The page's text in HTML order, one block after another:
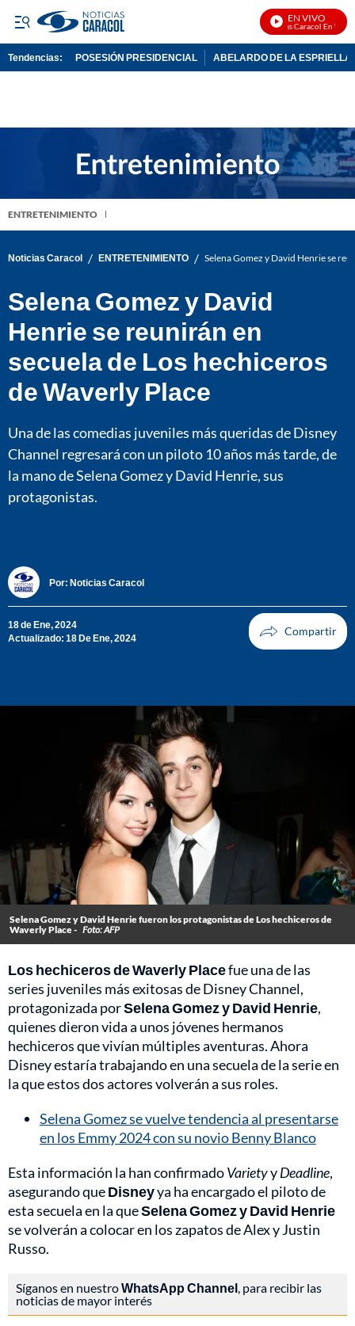
EN VIVO
Noticias Caracol En Vivo
Tendencias: POSESIÓN PRESIDENCIAL ABELARDO DE LA ESPRIELLA
ENTRETENIMIENTO
Noticias Caracol / ENTRETENIMIENTO / Selena Gomez y David Henrie se
Selena Gomez y David
Henrie se reunirán en
secuela de Los hechiceros
de Waverly Place
Una de las comedias juveniles más queridas de Disney
Channel regresará con un piloto 10 años más tarde, de
la mano de Selena Gomez y David Henrie, sus
protagonistas.
Por: Noticias Caracol
18 de Ene, 2024
Actualizado: 18 De Ene, 2024
Selena Gomez y David Henrie fueron los protagonistas de Los hechiceros de
Waverly Place - Foto: AFP
Los hechiceros de Waverly Placefue una de las
series juveniles más exitosas de Disney Channel,
protagonizada porSelena Gomez y David Henrie,
quienes dieron vida a unos jóvenes hermanos
hechiceros que vivían múltiples aventuras. Ahora
Disney estaría trabajando en una secuela de la serie en
la que estos dos actores volverán a sus roles.
Selena Gomez se vuelve tendencia al presentarse
en los Emmy 2024 con su novio Benny Blanco
Esta información la han confirmadoVarietyyDeadline,
asegurando queDisneyya ha encargado el piloto de
esta secuela en la queSelena Gomez y David Henrie
se volverán a colocar en los zapatos de Alex y Justin
Russo.
Síganos en nuestroWhatsApp Channel, para recibir las
noticias de mayor interés